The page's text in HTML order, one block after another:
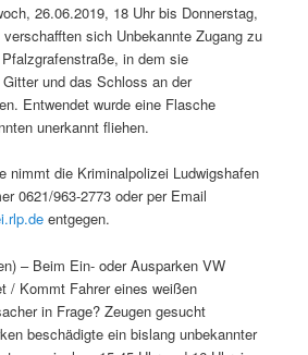
26.06.2019, 18 Uhr bis Donnerstag,
sich Unbekannte Zugang zu
in dem sie
und das Schloss an der
Entwendet wurde eine Flasche
unerkannt fliehen.
nimmt die Kriminalpolizei Ludwigshafen
0621/963-2773 oder per Email
entgegen.
– Beim Ein- oder Ausparken VW
/ Kommt Fahrer eines weißen
in Frage? Zeugen gesucht
beschädigte ein bislang unbekannter